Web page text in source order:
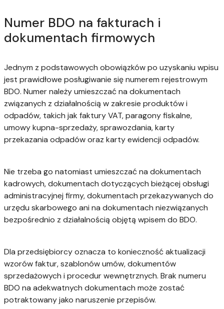
Numer BDO na fakturach i
dokumentach firmowych
Jednym z podstawowych obowiązków po uzyskaniu wpisu
jest prawidłowe posługiwanie się numerem rejestrowym
BDO. Numer należy umieszczać na dokumentach
związanych z działalnością w zakresie produktów i
odpadów, takich jak faktury VAT, paragony fiskalne,
umowy kupna-sprzedaży, sprawozdania, karty
przekazania odpadów oraz karty ewidencji odpadów.
Nie trzeba go natomiast umieszczać na dokumentach
kadrowych, dokumentach dotyczących bieżącej obsługi
administracyjnej firmy, dokumentach przekazywanych do
urzędu skarbowego ani na dokumentach niezwiązanych
bezpośrednio z działalnością objętą wpisem do BDO.
Dla przedsiębiorcy oznacza to konieczność aktualizacji
wzorów faktur, szablonów umów, dokumentów
sprzedażowych i procedur wewnętrznych. Brak numeru
BDO na adekwatnych dokumentach może zostać
potraktowany jako naruszenie przepisów.